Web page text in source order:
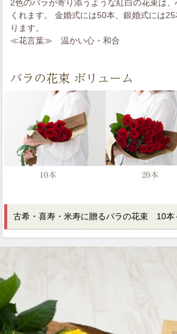
2色のバラが寄り添うような紅白の花束は、
くれます。 金婚式には50本、銀婚式には
ります。
≪花言葉≫
温かい心・和合
古希・喜寿・米寿に贈るバラの花束 10本